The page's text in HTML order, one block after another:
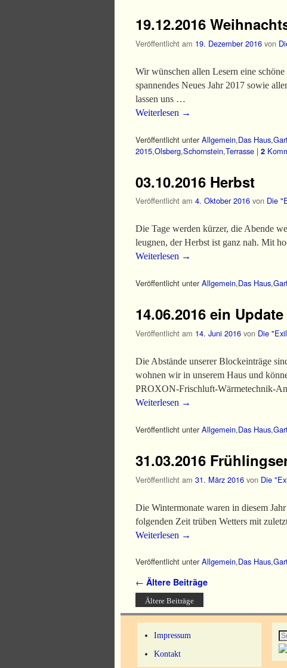
19.12.2016
Veröffentlicht am 19. Dezember 2016 von
Wir wünschen allen Lesern eine
spannendes Neues Jahr 2017 sowie
lassen uns …
Weiterlesen →
Veröffentlicht unter Allgemein,Das Haus,
2015,Olsberg,Schornstein,Terrasse | 2
03.10.2016 Herbst
Veröffentlicht am 4. Oktober 2016 von Die
Die Tage werden kürzer, die Abende
leugnen, der Herbst ist ganz nah. Mit
Weiterlesen →
Veröffentlicht unter Allgemein,Das Haus,
14.06.2016 ein Update
Veröffentlicht am 14. Juni 2016 von Die
Die Abstände unserer Blockeinträge
wohnen wir in unserem Haus und
PROXON-Frischluft-Wärmetechnik-
Weiterlesen →
Veröffentlicht unter Allgemein,Das Haus,
31.03.2016
Veröffentlicht am 31. März 2016 von Die
Die Wintermonate waren in diesem
folgenden Zeit trüben Wetters mit
Weiterlesen →
Veröffentlicht unter Allgemein,Das Haus,
Artikelnavigation
← Ältere Beiträge
Ältere Beiträge
Impressum
Kontakt